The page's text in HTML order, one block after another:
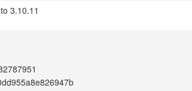
3.10.11